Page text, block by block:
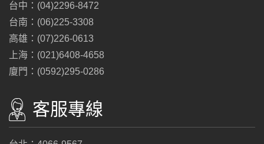
台中：(04)2296-8472
台南：(06)225-3308
高雄：(07)226-0613
上海：(021)6408-4658
廈門：(0592)295-0286
客服專線